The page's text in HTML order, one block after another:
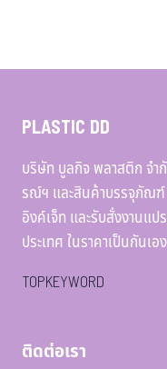
PLASTIC DD
บริษัท บูลกิจ พลาสติก จำ
รณ์ฯ และสินค้าบรรจุภัณ
อิงค์เจ็ท และรับสั่งงานแ
ประเทศ ในราคาเป็นกันเอง
TOPKEYWORD
ติดต่อเรา